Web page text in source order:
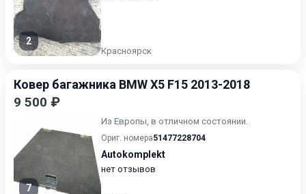
2
Красноярск
Ковер багажника BMW X5 F15 2013-2018
9 500 ₽
7
Из Европы, в отличном состоянии.
Ориг. номера51477228704
Autokomplekt
нет отзывов